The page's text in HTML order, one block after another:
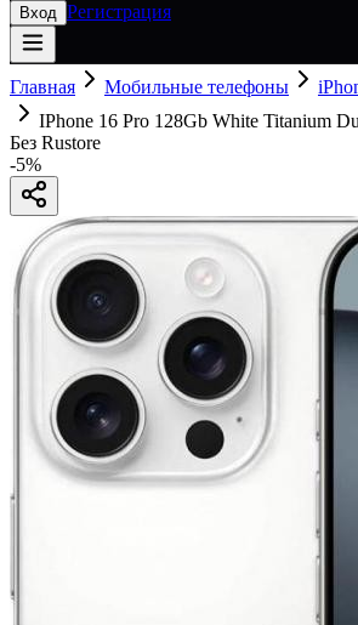
Вход Регистрация
Главная Мобильные телефоны
IPhone 16 Pro 128Gb White Titanium
Без Rustore
-5%